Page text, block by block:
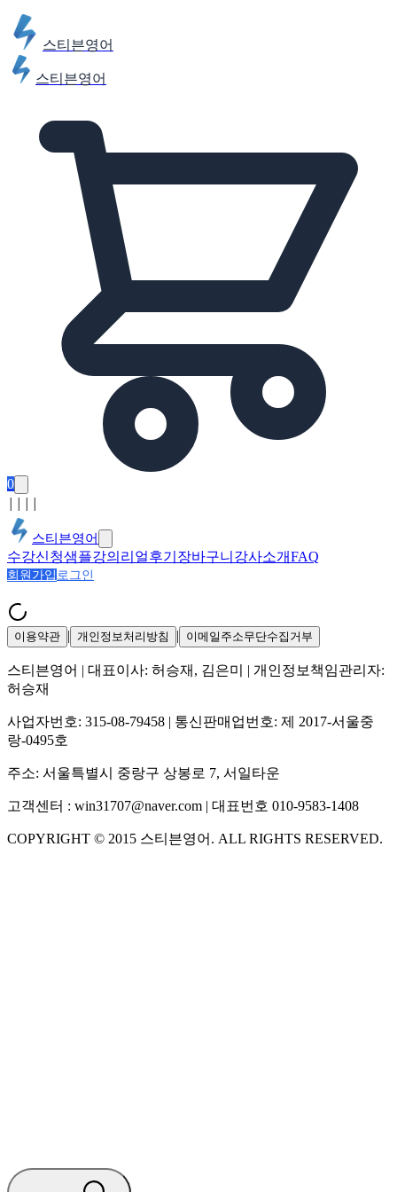
스티븐영어
스티븐영어
0
스티븐영어
수강신청샘플강의 리얼후기 장바구니 강사소개FAQ
회원가입 로그인
이용약관 | 개인정보처리방침 | 이메일주소무단수집거부
스티븐영어 | 대표이사: 허승재, 김은미
| 개인정보책임관리자:
허승재
사업자번호: 315-08-79458 | 통신판매업번호: 제 2017-서울중
랑-0495호
주소: 서울특별시 중랑구 상봉로 7, 서일타운
고객센터 : win31707@naver.com | 대표번호 010-9583-1408
COPYRIGHT © 2015 스티븐영어 . ALL RIGHTS RESERVED.